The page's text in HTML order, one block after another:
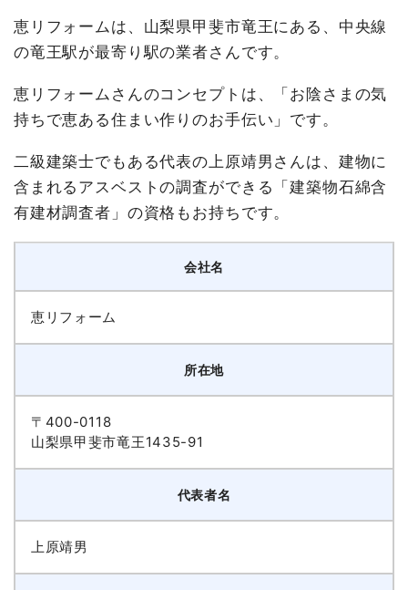
恵リフォームは、山梨県甲斐市竜王にある、中央線
の竜王駅が最寄り駅の業者さんです。
恵リフォームさんのコンセプトは、「お陰さまの気
持ちで恵ある住まい作りのお手伝い」です。
二級建築士でもある代表の上原靖男さんは、建物に
含まれるアスベストの調査ができる「建築物石綿含
有建材調査者」の資格もお持ちです。
会社名
恵リフォーム
所在地
〒400-0118
山梨県甲斐市竜王1435-91
代表者名
上原靖男